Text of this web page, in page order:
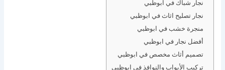
نجار شباك في ابوظبي
نجار تصليح اثاث في ابوظبي
منجرة خشب في ابوظبي
أفضل نجار في ابوظبي
تصميم أثاث مخصص في ابوظبي
تركيب الأبواب والنوافذ في ابوظبي